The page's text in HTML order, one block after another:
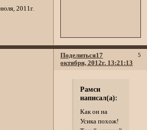
2011г.
Поделиться 5
17
октября, 2012г. 13:21:13
Рамси
написал(а):
Как он на
Усика похож!